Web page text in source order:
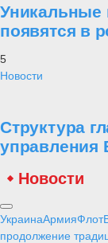
Уникальные
появятся в
5
Новости
Структура
управления
Новости
УкраинаАрмияФлот
продолжение